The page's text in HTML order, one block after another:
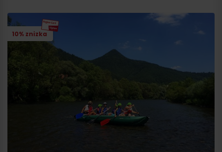
10% znizka
Przyjazd